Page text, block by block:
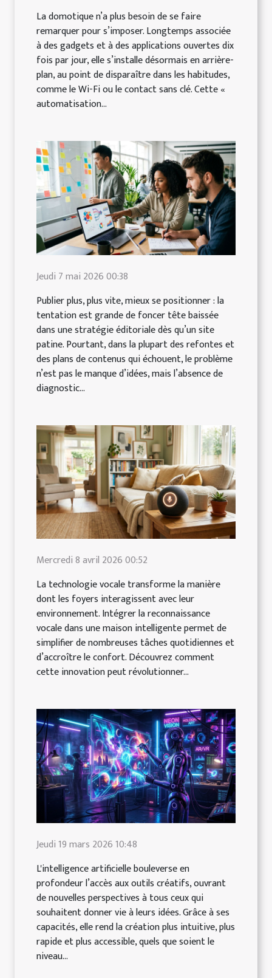
La domotique n’a plus besoin de se faire
remarquer pour s’imposer. Longtemps associée
à des gadgets et à des applications ouvertes dix
fois par jour, elle s’installe désormais en arrière-
plan, au point de disparaître dans les habitudes,
comme le Wi-Fi ou le contact sans clé. Cette «
automatisation...
Jeudi 7 mai 2026 00:38
Publier plus, plus vite, mieux se positionner : la
tentation est grande de foncer tête baissée
dans une stratégie éditoriale dès qu’un site
patine. Pourtant, dans la plupart des refontes et
des plans de contenus qui échouent, le problème
n’est pas le manque d’idées, mais l’absence de
diagnostic...
Mercredi 8 avril 2026 00:52
La technologie vocale transforme la manière
dont les foyers interagissent avec leur
environnement. Intégrer la reconnaissance
vocale dans une maison intelligente permet de
simplifier de nombreuses tâches quotidiennes et
d’accroître le confort. Découvrez comment
cette innovation peut révolutionner...
Jeudi 19 mars 2026 10:48
L'intelligence artificielle bouleverse en
profondeur l’accès aux outils créatifs, ouvrant
de nouvelles perspectives à tous ceux qui
souhaitent donner vie à leurs idées. Grâce à ses
capacités, elle rend la création plus intuitive, plus
rapide et plus accessible, quels que soient le
niveau...